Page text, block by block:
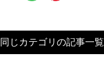
同じカテゴリの記事一覧